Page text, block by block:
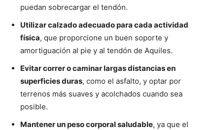
puedan sobrecargar el tendón.
Utilizar calzado adecuado para cada actividad
física, que proporcione un buen soporte y
amortiguación al pie y al tendón de Aquiles.
Evitar correr o caminar largas distancias en
superficies duras, como el asfalto, y optar por
terrenos más suaves y acolchados cuando sea
posible.
Mantener un peso corporal saludable, ya que el